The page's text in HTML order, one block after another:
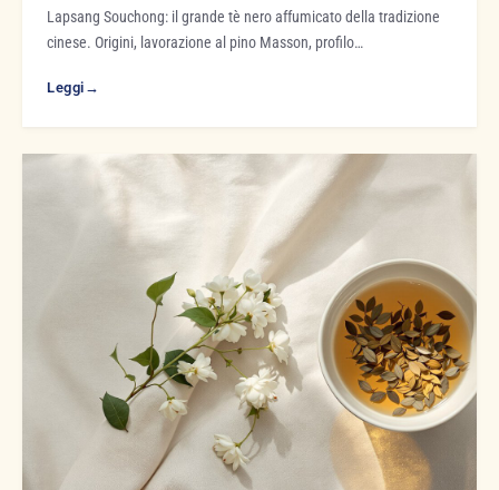
Lapsang Souchong: il grande tè nero affumicato della tradizione
cinese. Origini, lavorazione al pino Masson, profilo…
Leggi →